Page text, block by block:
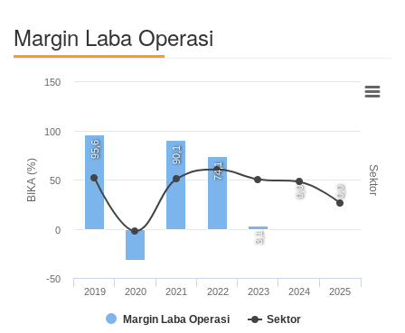
Margin Laba Operasi
BIKA (%) Sektor
95,6
90,1
74,1
3,1
0,0 0,0
Margin Laba Operasi Sektor
2019 2020 2021 2022 2023 2024 2025
-50
0
50
100
150